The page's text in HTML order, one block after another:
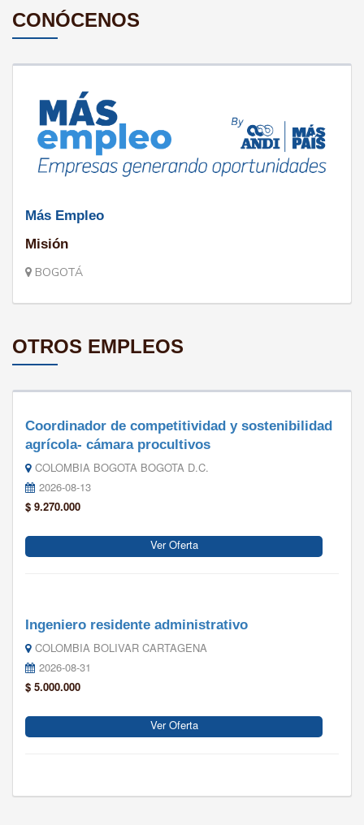
CONÓCENOS
Más Empleo
Misión
BOGOTÁ
OTROS EMPLEOS
Coordinador de competitividad y sostenibilidad
agrícola- cámara procultivos
COLOMBIA BOGOTA BOGOTA D.C.
2026-08-13
$ 9.270.000
Ver Oferta
Ingeniero residente administrativo
COLOMBIA BOLIVAR CARTAGENA
2026-08-31
$ 5.000.000
Ver Oferta